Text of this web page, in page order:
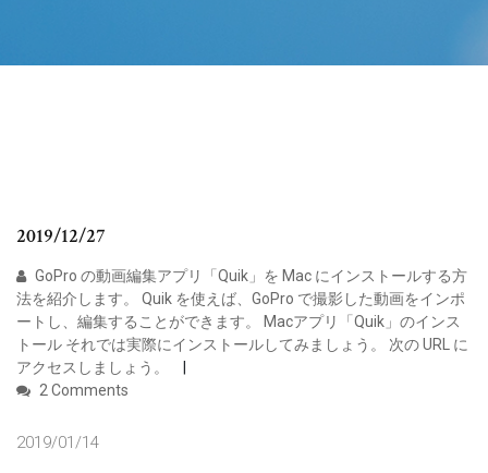
2019/12/27
GoPro の動画編集アプリ「Quik」を Mac にインストールする方
法を紹介します。 Quik を使えば、GoPro で撮影した動画をインポ
ートし、編集することができます。 Macアプリ「Quik」のインス
トール それでは実際にインストールしてみましょう。 次の URL に
アクセスしましょう。
2 Comments
2019/01/14